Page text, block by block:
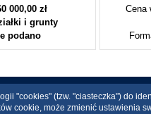
000,00 zł
i grunty
podano
Cena
"cookies" (tzw. "ciasteczka") do
cookie, może zmienić ustawienia